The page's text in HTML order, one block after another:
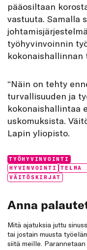
pääosiltaan
vastuuta. Samalla
työhyvinvoinnin
kokonaishallinnan
“Näin on tehty
turvallisuuden ja
kokonaishallintaa
uskomuksista.
Lapin yliopisto.
Categories:
TYÖHYVINVOINTI
Tags:
HYVINVOINTI
VÄITÖSKIRJAT
Anna
Mitä ajatuksia juttu
tai jostain muusta
siitä meille.